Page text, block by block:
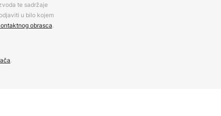
te sadržaje
u bilo kojem
obrasca.
.